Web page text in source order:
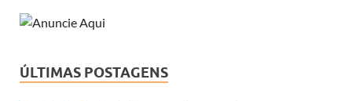
ÚLTIMAS POSTAGENS